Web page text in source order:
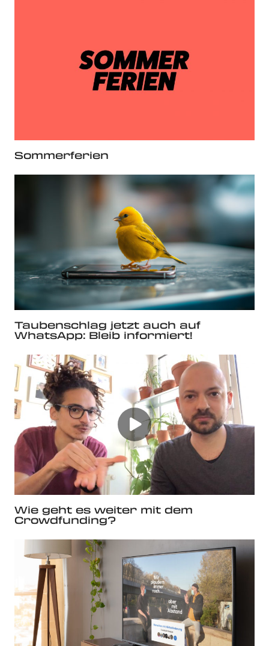
Sommerferien
Taubenschlag jetzt auch auf
WhatsApp: Bleib informiert!
Wie geht es weiter mit dem
Crowdfunding?